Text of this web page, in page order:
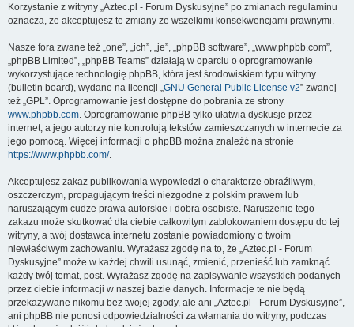
Korzystanie z witryny „Aztec.pl - Forum Dyskusyjne” po zmianach regulaminu
oznacza, że akceptujesz te zmiany ze wszelkimi konsekwencjami prawnymi.
Nasze fora zwane też „one”, „ich”, „je”, „phpBB software”, „www.phpbb.com”,
„phpBB Limited”, „phpBB Teams” działają w oparciu o oprogramowanie
wykorzystujące technologię phpBB, która jest środowiskiem typu witryny
(bulletin board), wydane na licencji „GNU General Public License v2” zwanej
też „GPL”. Oprogramowanie jest dostępne do pobrania ze strony
www.phpbb.com. Oprogramowanie phpBB tylko ułatwia dyskusje przez
internet, a jego autorzy nie kontrolują tekstów zamieszczanych w internecie za
jego pomocą. Więcej informacji o phpBB można znaleźć na stronie
https://www.phpbb.com/.
Akceptujesz zakaz publikowania wypowiedzi o charakterze obraźliwym,
oszczerczym, propagującym treści niezgodne z polskim prawem lub
naruszającym cudze prawa autorskie i dobra osobiste. Naruszenie tego
zakazu może skutkować dla ciebie całkowitym zablokowaniem dostępu do tej
witryny, a twój dostawca internetu zostanie powiadomiony o twoim
niewłaściwym zachowaniu. Wyrażasz zgodę na to, że „Aztec.pl - Forum
Dyskusyjne” może w każdej chwili usunąć, zmienić, przenieść lub zamknąć
każdy twój temat, post. Wyrażasz zgodę na zapisywanie wszystkich podanych
przez ciebie informacji w naszej bazie danych. Informacje te nie będą
przekazywane nikomu bez twojej zgody, ale ani „Aztec.pl - Forum Dyskusyjne”,
ani phpBB nie ponosi odpowiedzialności za włamania do witryny, podczas